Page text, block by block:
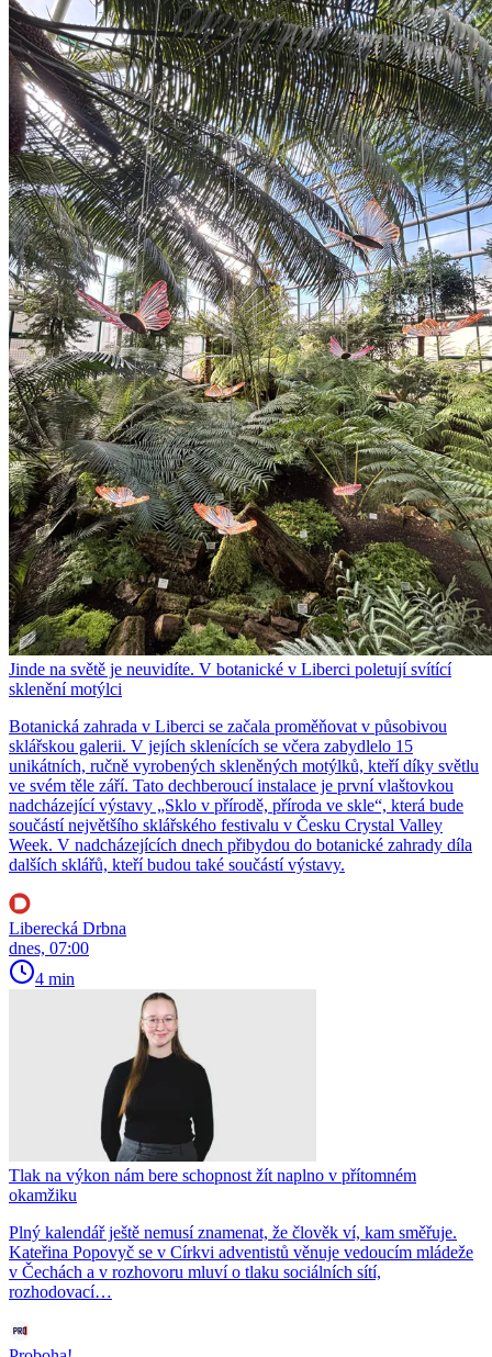
Jinde na světě je neuvidíte. V botanické v Liberci poletují svítící
sklenění motýlci
Botanická zahrada v Liberci se začala proměňovat v působivou
sklářskou galerii. V jejích sklenících se včera zabydlelo 15
unikátních, ručně vyrobených skleněných motýlků, kteří díky světlu
ve svém těle září. Tato dechberoucí instalace je první vlaštovkou
nadcházející výstavy „Sklo v přírodě, příroda ve skle“, která bude
součástí největšího sklářského festivalu v Česku Crystal Valley
Week. V nadcházejících dnech přibydou do botanické zahrady díla
dalších sklářů, kteří budou také součástí výstavy.
Liberecká Drbna
dnes, 07:00
4 min
Tlak na výkon nám bere schopnost žít naplno v přítomném
okamžiku
Plný kalendář ještě nemusí znamenat, že člověk ví, kam směřuje.
Kateřina Popovyč se v Církvi adventistů věnuje vedoucím mládeže
v Čechách a v rozhovoru mluví o tlaku sociálních sítí,
rozhodovací…